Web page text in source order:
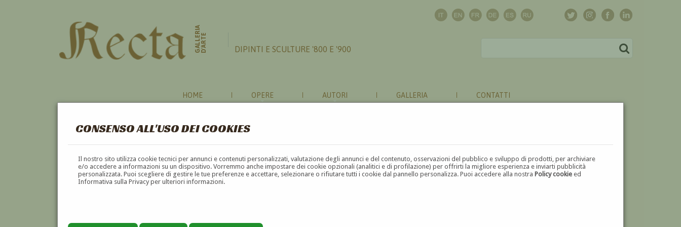
CONSENSO ALL'USO DEI COOKIES
Il nostro sito utilizza cookie tecnici per annunci e contenuti personalizzati, valutazione degli annunci e del contenuto, osservazioni del pubblico e sviluppo di prodotti, per archiviare
e/o accedere a informazioni su un dispositivo. Vorremmo anche impostare dei cookie opzionali (analitici e di profilazione) per offrirti la migliore esperienza e inviarti pubblicità
personalizzata. Puoi scegliere di gestire le tue preferenze e accettare, selezionare o rifiutare tutti i cookie dal pannello personalizza. Puoi accedere alla nostraPolicy cookie ed
Informativa sulla Privacy per ulteriori informazioni.
GALLERIAD'ARTE DIPINTI E SCULTURE '800 E '900
HOME OPERE AUTORI GALLERIA CONTATTI
COLONNA
A B C D E F G H I J K L M N O P Q R S T U V W X Y Z ⬅